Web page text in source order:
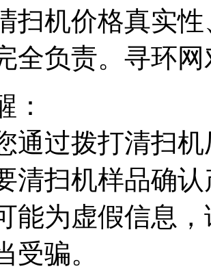
扫机价格真实
全负责。寻环
：
通过拨打清扫
清扫机样品确
能为虚假信息
受骗。